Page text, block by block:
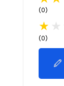
(0)
(0)